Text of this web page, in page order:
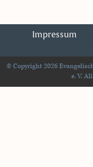
Impressum
© Copyright 2026
e. V.